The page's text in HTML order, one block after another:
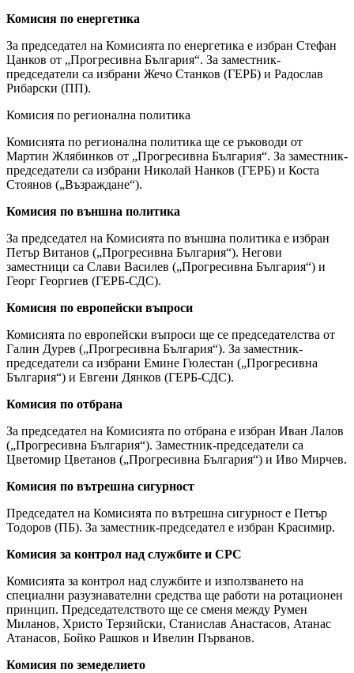
Комисия по енергетика
За председател на Комисията по енергетика е избран Стефан
Цанков от „Прогресивна България“. За заместник-
председатели са избрани Жечо Станков (ГЕРБ) и Радослав
Рибарски (ПП).
Комисия по регионална политика
Комисията по регионална политика ще се ръководи от
Мартин Жлябинков от „Прогресивна България“. За заместник-
председатели са избрани Николай Нанков (ГЕРБ) и Коста
Стоянов („Възраждане“).
Комисия по външна политика
За председател на Комисията по външна политика е избран
Петър Витанов („Прогресивна България“). Негови
заместници са Слави Василев („Прогресивна България“) и
Георг Георгиев (ГЕРБ-СДС).
Комисия по европейски въпроси
Комисията по европейски въпроси ще се председателства от
Галин Дурев („Прогресивна България“). За заместник-
председатели са избрани Емине Гюлестан („Прогресивна
България“) и Евгени Дянков (ГЕРБ-СДС).
Комисия по отбрана
За председател на Комисията по отбрана е избран Иван Лалов
(„Прогресивна България“). Заместник-председатели са
Цветомир Цветанов („Прогресивна България“) и Иво Мирчев.
Комисия по вътрешна сигурност
Председател на Комисията по вътрешна сигурност е Петър
Тодоров (ПБ). За заместник-председател е избран Красимир.
Комисия за контрол над службите и СРС
Комисията за контрол над службите и използването на
специални разузнавателни средства ще работи на ротационен
принцип. Председателството ще се сменя между Румен
Миланов, Христо Терзийски, Станислав Анастасов, Атанас
Атанасов, Бойко Рашков и Ивелин Първанов.
Комисия по земеделието